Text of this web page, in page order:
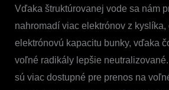
Vďaka štruktúrovanej vode sa nám
nahromadí viac elektrónov z
elektrónovú kapacitu bunky, vďaka
voľné radikály lepšie
sú viac dostupné pre prenos na